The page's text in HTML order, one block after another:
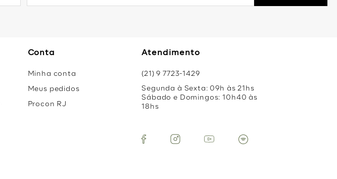
Conta
Minha conta
Meus pedidos
Procon RJ
Atendimento
(21) 9 7723-1429
Segunda à Sexta: 09h às 21hs
Sábado e Domingos: 10h40 às
18hs